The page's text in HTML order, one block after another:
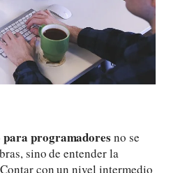
para programadores no se
sino de entender la
con un nivel intermedio